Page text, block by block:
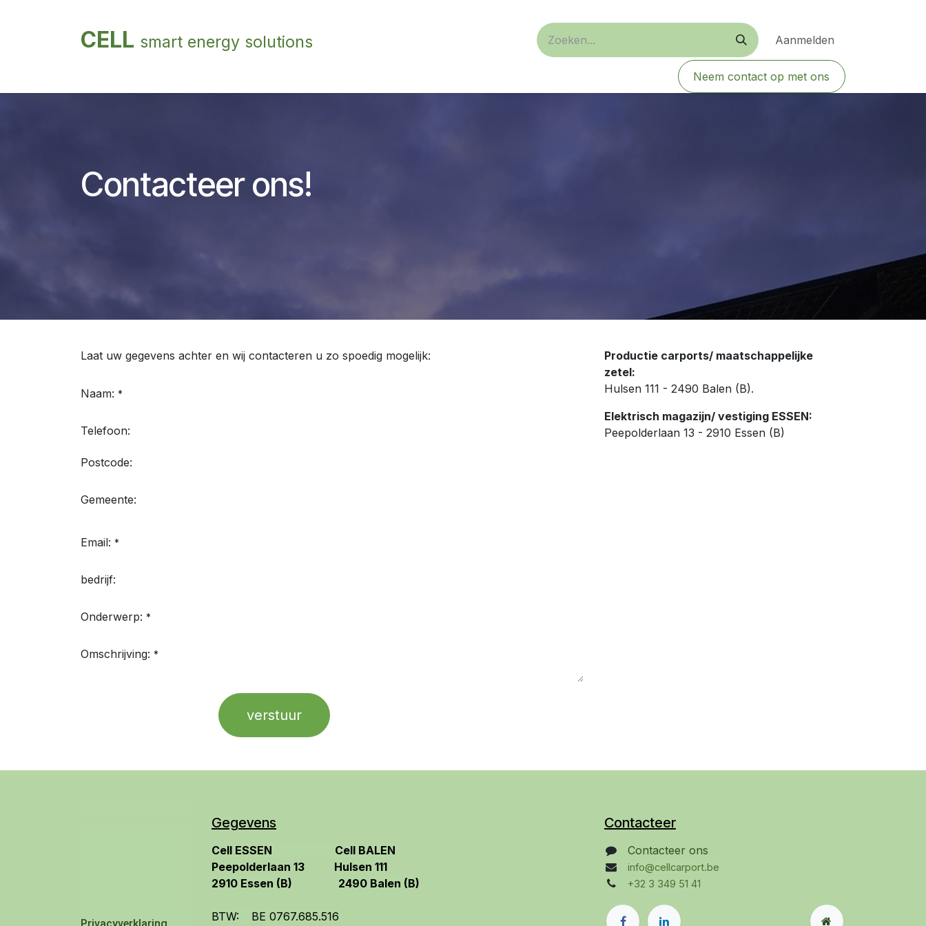
CELL smart energy solutions Aanmelden
Neem contact op met ons
Contacteer ons!
Laat uw gegevens achter en wij contacteren u zo spoedig mogelijk:
Naam: *
Telefoon:
Postcode:
Gemeente:
Email: *
bedrijf:
Onderwerp: *
Omschrijving: *
verstuur
Productie carports/ maatschappelijke
zetel:
Hulsen 111 - 2490 Balen (B).
Elektrisch magazijn/ vestiging ESSEN:
Peepolderlaan 13 - 2910 Essen (B)
Gegevens
​Cell ESSEN
​Cell BALEN
​Peepolderlaan 13
Hulsen 111
2910 Essen (B)
2490 Balen (B)
BTW: ​BE 0767.685.516
Contacteer
Contacteer ons
info@cellcarport.be
+32 3 349 51 41